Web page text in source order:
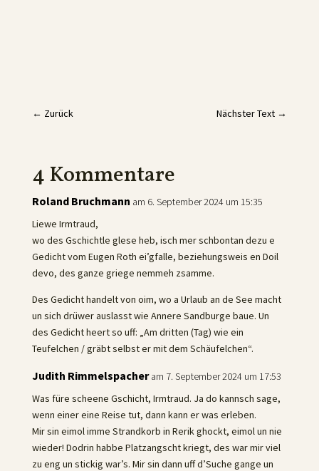
← Zurück Nächster Text →
4 Kommentare
Roland Bruchmann am 6. September 2024 um 15:35
Liewe Irmtraud,
wo des Gschichtle glese heb, isch mer schbontan dezu e
Gedicht vom Eugen Roth ei’gfalle, beziehungsweis en Doil
devo, des ganze griege nemmeh zsamme.
Des Gedicht handelt von oim, wo a Urlaub an de See macht
un sich drüwer auslasst wie Annere Sandburge baue. Un
des Gedicht heert so uff: „Am dritten (Tag) wie ein
Teufelchen / gräbt selbst er mit dem Schäufelchen“.
Judith Rimmelspacher am 7. September 2024 um 17:53
Was füre scheene Gschicht, Irmtraud. Ja do kannsch sage,
wenn einer eine Reise tut, dann kann er was erleben.
Mir sin eimol imme Strandkorb in Rerik ghockt, eimol un nie
wieder! Dodrin habbe Platzangscht kriegt, des war mir viel
zu eng un stickig war’s. Mir sin dann uff d’Suche gange un